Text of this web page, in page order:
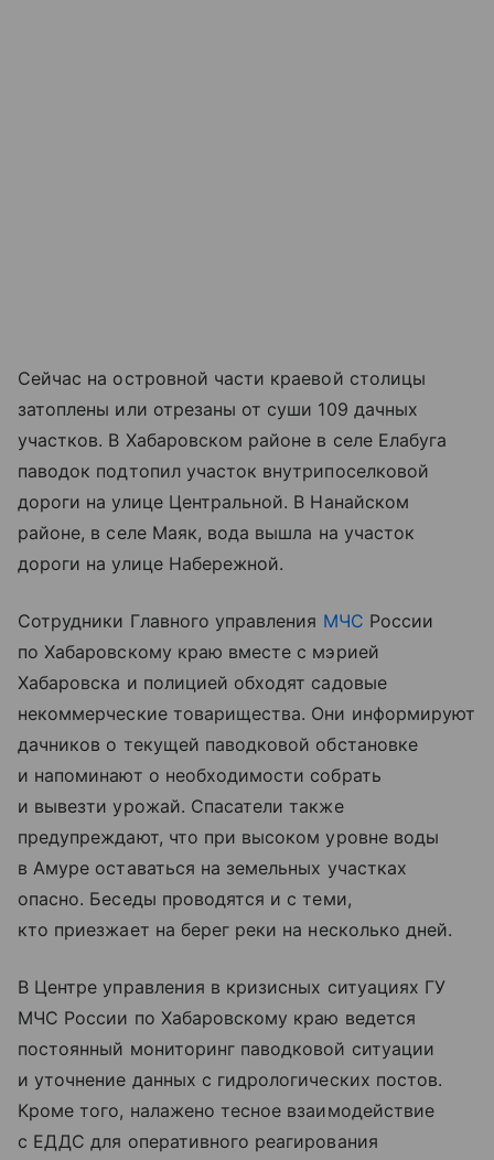
Сейчас на островной части краевой столицы
затоплены или отрезаны от суши 109 дачных
участков. В Хабаровском районе в селе Елабуга
паводок подтопил участок внутрипоселковой
дороги на улице Центральной. В Нанайском
районе, в селе Маяк, вода вышла на участок
дороги на улице Набережной.
Сотрудники Главного управления МЧС России
по Хабаровскому краю вместе с мэрией
Хабаровска и полицией обходят садовые
некоммерческие товарищества. Они информируют
дачников о текущей паводковой обстановке
и напоминают о необходимости собрать
и вывезти урожай. Спасатели также
предупреждают, что при высоком уровне воды
в Амуре оставаться на земельных участках
опасно. Беседы проводятся и с теми,
кто приезжает на берег реки на несколько дней.
В Центре управления в кризисных ситуациях ГУ
МЧС России по Хабаровскому краю ведется
постоянный мониторинг паводковой ситуации
и уточнение данных с гидрологических постов.
Кроме того, налажено тесное взаимодействие
с ЕДДС для оперативного реагирования